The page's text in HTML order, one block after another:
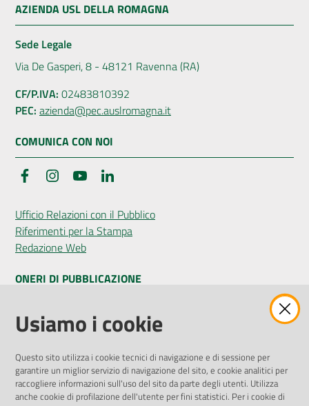
AZIENDA USL DELLA ROMAGNA
Sede Legale
Via De Gasperi, 8 - 48121 Ravenna (RA)
CF/P.IVA: 02483810392
PEC: azienda@pec.auslromagna.it
COMUNICA CON NOI
FacebookInstagramYouTube
Ufficio Relazioni con il Pubblico
Riferimenti per la Stampa
Redazione Web
ONERI DI PUBBLICAZIONE
Amministrazione Trasparente
Pubblicità legale
Privacy Policy
Attuazione Misure PNRR
Liste di Attesa
Usiamo i cookie
Questo sito utilizza i cookie tecnici di navigazione e di sessione per
garantire un miglior servizio di navigazione del sito, e cookie analitici per
raccogliere informazioni sull'uso del sito da parte degli utenti. Utilizza
anche cookie di profilazione dell'utente per fini statistici. Per i cookie di